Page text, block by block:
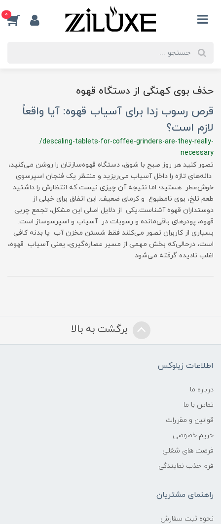
0
حذف بوی کهنگی از دستگاه قهوه
قرص رسوب زدا برای آسیاب قهوه: آیا واقعاً
لازم است؟
/descaling-tablets-for-coffee-grinders-are-they-really-
necessary
تصور کنید هر روز صبح با شوق، دستگاه قهوه‌سازتان را روشن می‌کنید،
دانه‌های تازه را داخل آسیاب می‌ریزید و منتظر یک فنجان اسپرسوی
خوش‌عطر هستید؛ اما نتیجه آن چیزی نیست که انتظارش را داشتید:
طعم تلخ، بوی نامطبوع و کرمای ضعیف. این اتفاق برای خیلی از
دوستداران قهوه آشناست.یکی از دلایل اصلی این مشکل، تجمع چربی
قهوه، پودرهای باقی‌مانده و رسوبات در آسیاب و اسپرسوساز است.
بسیاری از کاربران تصور می‌کنند فقط شستن مخزن آب یا بدنه کافی
است، درحالی‌که بخش مهمی از مسیر عصاره‌گیری، یعنی آسیاب قهوه،
اغلب نادیده گرفته می‌شود.
برگشت به بالا
اطلاعات زیلوکس
درباره ما
تماس با ما
قوانین و مقررات
حریم خصوصی
فرصت های شغلی
فرم جذب نمایندگی
راهنمای مشتریان
نحوه ثبت سفارش